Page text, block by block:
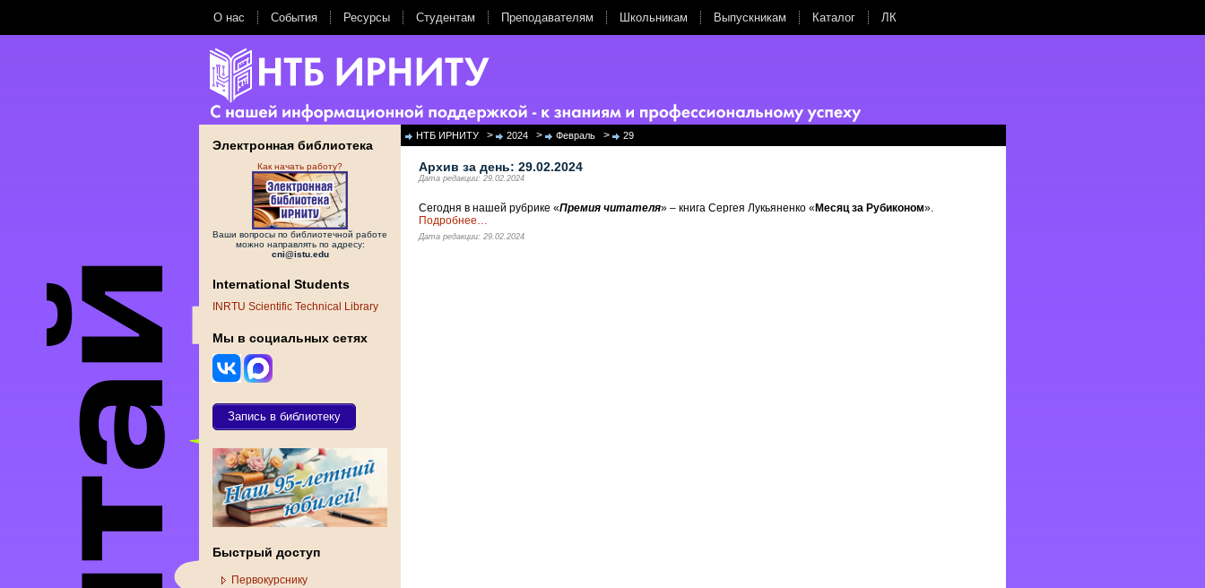
О нас События Ресурсы Студентам Преподавателям Школьникам Выпускникам Каталог ЛК
Электронная библиотека
Как начать работу?
Ваши вопросы по библиотечной работе
можно направлять по адресу:
cni@istu.edu
International Students
INRTU Scientific Technical Library
Мы в социальных сетях
Запись в библиотеку
Быстрый доступ
Первокурснику
НТБ ИРНИТУ > 2024 > Февраль > 29
Архив за день: 29.02.2024
Дата редакции: 29.02.2024
Cегодня в нашей рубрике «Премия читателя» – книга Сергея Лукьяненко « Месяц за Рубиконом».
Подробнее…
Дата редакции: 29.02.2024